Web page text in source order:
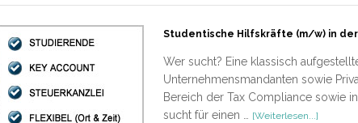
Studentische Hilfskräfte (m/w) in
Wer sucht? Eine klassisch
Unternehmensmandanten sowie
Bereich der Tax Compliance sowie
sucht für einen …
[Weiterlesen...]